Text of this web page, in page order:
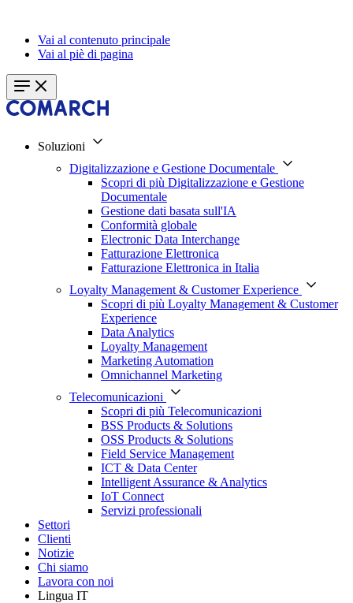
Vai al contenuto principale
Vai al piè di pagina
Soluzioni
Digitalizzazione e Gestione Documentale
Scopri di più Digitalizzazione e Gestione
Documentale
Gestione dati basata sull'IA
Conformità globale
Electronic Data Interchange
Fatturazione Elettronica
Fatturazione Elettronica in Italia
Loyalty Management & Customer Experience
Scopri di più Loyalty Management & Customer
Experience
Data Analytics
Loyalty Management
Marketing Automation
Omnichannel Marketing
Telecomunicazioni
Scopri di più Telecomunicazioni
BSS Products & Solutions
OSS Products & Solutions
Field Service Management
ICT & Data Center
Intelligent Assurance & Analytics
IoT Connect
Servizi professionali
Settori
Clienti
Notizie
Chi siamo
Lavora con noi
Lingua IT